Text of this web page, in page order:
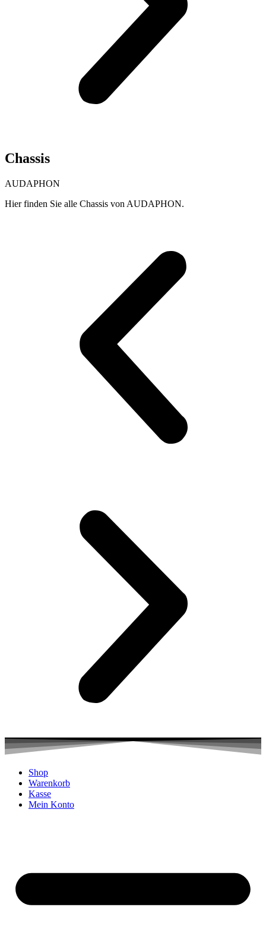
Chassis
AUDAPHON
Hier finden Sie alle Chassis von AUDAPHON.
Shop
Warenkorb
Kasse
Mein Konto